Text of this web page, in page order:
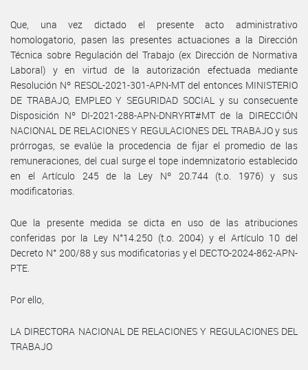
Que, una vez dictado el presente acto administrativo
homologatorio, pasen las presentes actuaciones a la Dirección
Técnica sobre Regulación del Trabajo (ex Dirección de Normativa
Laboral) y en virtud de la autorización efectuada mediante
Resolución Nº RESOL-2021-301-APN-MT del entonces MINISTERIO
DE TRABAJO, EMPLEO Y SEGURIDAD SOCIAL y su consecuente
Disposición Nº DI-2021-288-APN-DNRYRT#MT de la DIRECCIÓN
NACIONAL DE RELACIONES Y REGULACIONES DEL TRABAJO y sus
prórrogas, se evalúe la procedencia de fijar el promedio de las
remuneraciones, del cual surge el tope indemnizatorio establecido
en el Artículo 245 de la Ley Nº 20.744 (t.o. 1976) y sus
modificatorias.
Que la presente medida se dicta en uso de las atribuciones
conferidas por la Ley N°14.250 (t.o. 2004) y el Artículo 10 del
Decreto N° 200/88 y sus modificatorias y el DECTO-2024-862-APN-
PTE.
Por ello,
LA DIRECTORA NACIONAL DE RELACIONES Y REGULACIONES DEL
TRABAJO